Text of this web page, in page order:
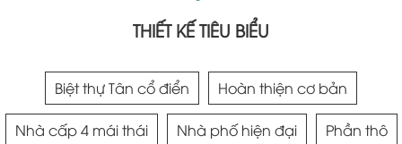
THIẾT KẾ TIÊU BIỂU
Biệt thự Tân cổ điển Hoàn thiện cơ bản
Nhà cấp 4 mái thái Nhà phố hiện đại Phần thô